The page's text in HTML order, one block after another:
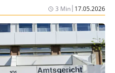
oder beim Konsum
weiterhin ein
3 Min| 17.05.2026